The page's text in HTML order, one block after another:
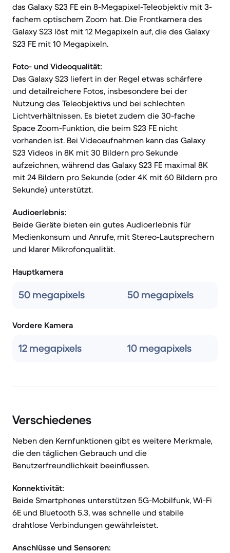
das Galaxy S23 FE ein 8-Megapixel-Teleobjektiv mit 3-
fachem optischem Zoom hat. Die Frontkamera des
Galaxy S23 löst mit 12 Megapixeln auf, die des Galaxy
S23 FE mit 10 Megapixeln.
Foto- und Videoqualität:
Das Galaxy S23 liefert in der Regel etwas schärfere
und detailreichere Fotos, insbesondere bei der
Nutzung des Teleobjektivs und bei schlechten
Lichtverhältnissen. Es bietet zudem die 30-fache
Space Zoom-Funktion, die beim S23 FE nicht
vorhanden ist. Bei Videoaufnahmen kann das Galaxy
S23 Videos in 8K mit 30 Bildern pro Sekunde
aufzeichnen, während das Galaxy S23 FE maximal 8K
mit 24 Bildern pro Sekunde (oder 4K mit 60 Bildern pro
Sekunde) unterstützt.
Audioerlebnis:
Beide Geräte bieten ein gutes Audioerlebnis für
Medienkonsum und Anrufe, mit Stereo-Lautsprechern
und klarer Mikrofonqualität.
Hauptkamera
50 megapixels 50 megapixels
Vordere Kamera
12 megapixels 10 megapixels
Verschiedenes
Neben den Kernfunktionen gibt es weitere Merkmale,
die den täglichen Gebrauch und die
Benutzerfreundlichkeit beeinflussen.
Konnektivität:
Beide Smartphones unterstützen 5G-Mobilfunk, Wi-Fi
6E und Bluetooth 5.3, was schnelle und stabile
drahtlose Verbindungen gewährleistet.
Anschlüsse und Sensoren: